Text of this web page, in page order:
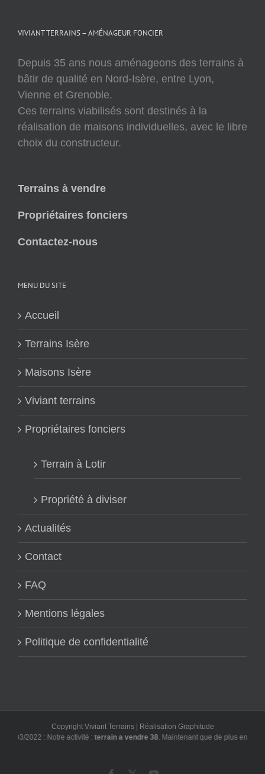
VIVIANT TERRAINS – AMÉNAGEUR FONCIER
Depuis 35 ans nous aménageons des terrains à
bâtir de qualité en Nord-Isère, entre Lyon,
Vienne et Grenoble.
Ces terrains viabilisés sont destinés à la
réalisation de maisons individuelles, avec le libre
choix du constructeur.
Terrains à vendre
Propriétaires fonciers
Contactez-nous
MENU DU SITE
Accueil
Terrains Isère
Maisons Isère
Viviant terrains
Propriétaires fonciers
Terrain à Lotir
Propriété à diviser
Actualités
Contact
FAQ
Mentions légales
Politique de confidentialité
Copyright Viviant Terrains | Réalisation Graphitude
03/2022 : Notre activité :terrain a vendre 38. Maintenant que de plus en plus